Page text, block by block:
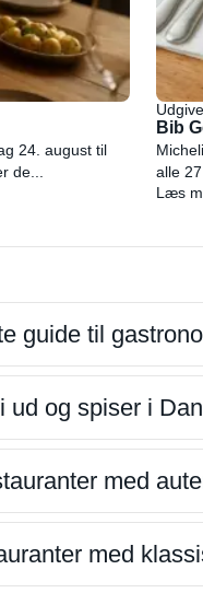
24. august til
de...
Bib
alle
Læs
guide til
ud og spiser i
med
med